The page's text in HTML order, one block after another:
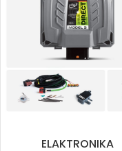
ELAKTRONIKA